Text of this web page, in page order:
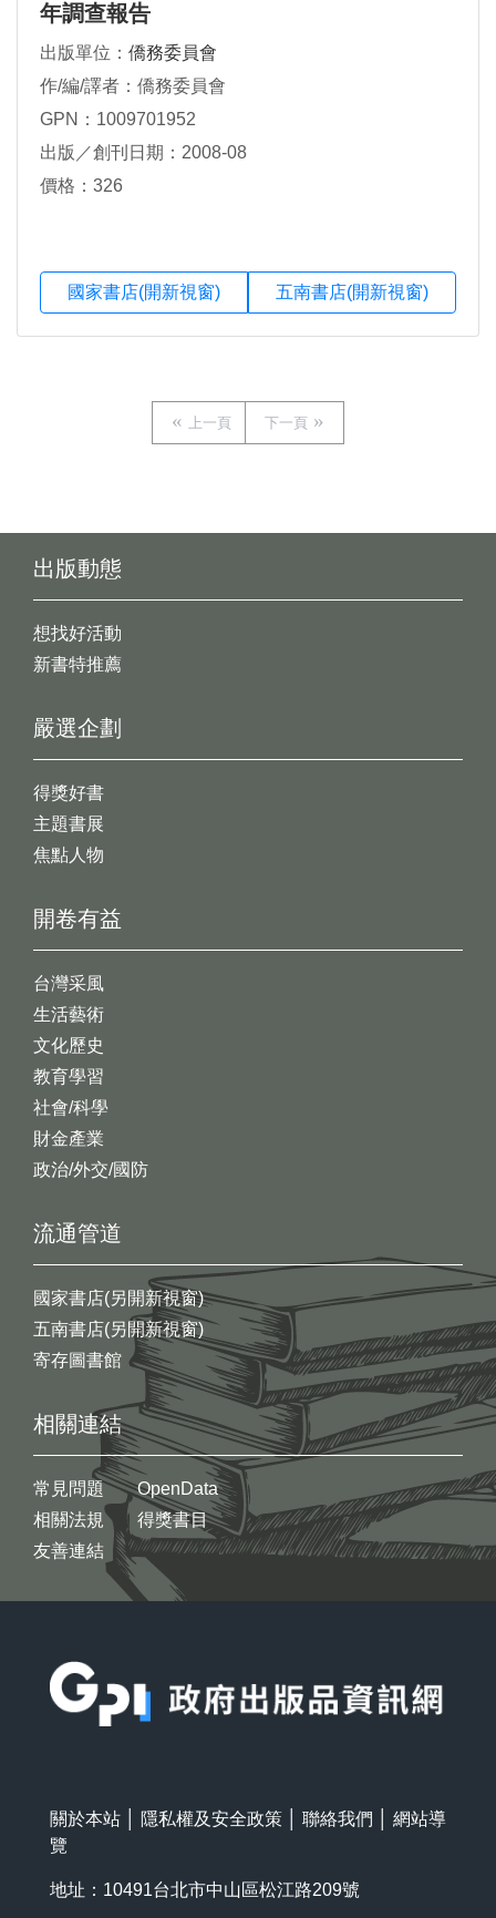
年調查報告
出版單位： 僑務委員會
作/編/譯者：僑務委員會
GPN：1009701952
出版／創刊日期：2008-08
價格：326
國家書店(開新視窗) 五南書店(開新視窗)
上一頁 下一頁
出版動態
想找好活動
新書特推薦
開卷有益
台灣采風
生活藝術
文化歷史
教育學習
社會/科學
財金產業
政治/外交/國防
嚴選企劃
得獎好書
主題書展
焦點人物
流通管道
國家書店(另開新視窗)
五南書店(另開新視窗)
寄存圖書館
相關連結
常見問題
相關法規
友善連結
OpenData
得獎書目
關於本站 隱私權及安全政策 聯絡我們
網站導
覽
地址：10491台北市中山區松江路209號